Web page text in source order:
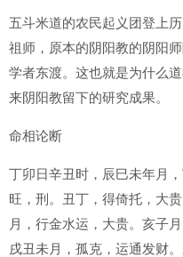
五斗米道的农民起义团登上
祖师，原本的阴阳教的阴阳
学者东渡。这也就是为什么
来阴阳教留下的研究成果。
命相论断
丁卯日辛丑时，辰巳未年月
旺，刑。丑丁，得倚托，大
月，行金水运，大贵。亥子
戌丑未月，孤克，运通发财